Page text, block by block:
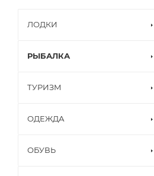
ЛОДКИ
РЫБАЛКА
ТУРИЗМ
ОДЕЖДА
ОБУВЬ